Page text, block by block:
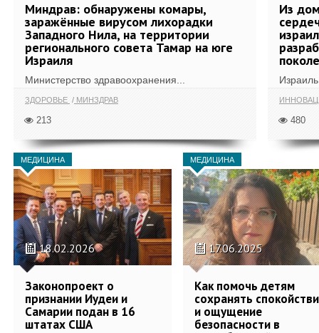
Миндрав: обнаружены комары,
заражённые вирусом лихорадки
Западного Нила, на территории
регионального совета Тамар на юге
Израиля
Министерство здравоохранения...
ЗДОРОВЬЕ МИНЗДРАВ
213
Из
Израиль
480
МЕДИЦИНА
18.02.2026
Законопроект о
признании Иудеи и
Самарии подан в 16
штатах США
МЕДИЦИНА
17.06.2025
Как помочь детям
сохранять
и ощущение
безопасности в